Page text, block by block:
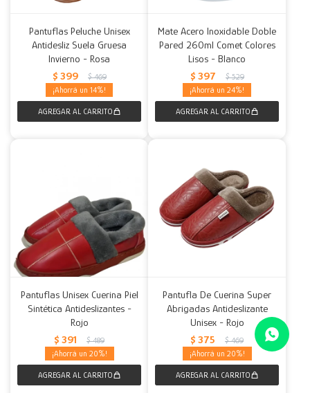
Pantuflas Peluche Unisex
Antidesliz Suela Gruesa
Invierno - Rosa
$ 399 $ 469
14
Mate Acero Inoxidable Doble
Pared 260ml Comet Colores
Lisos - Blanco
$ 397 $ 529
24
Pantuflas Unisex Cuerina Piel
Sintética Antideslizantes -
Rojo
$ 391 $ 489
20
Pantufla De Cuerina Super
Abrigadas Antideslizante
Unisex - Rojo
$ 375 $ 469
20